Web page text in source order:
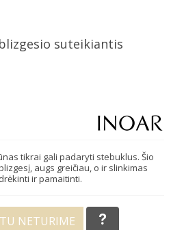
suteikiantis
tikrai gali padaryti stebuklus. Šio
augs greičiau, o ir slinkimas
ir pamaitinti.
NETURIME